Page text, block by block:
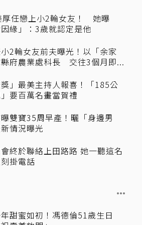
厚任戀上小2輪女友！ 她曝
因緣」：3歲就認定是他
2輪女友前夫曝光！以「余家
府農業處科長 交往3個月即...
獎」最美主持人報喜！「185公
要百萬名畫當賀禮
雙寶35周早產！曬「身邊男
情況曝光
終於聯絡上田路路 她一聽這名
掛電話
甜蜜如初！馮德倫51歲生日